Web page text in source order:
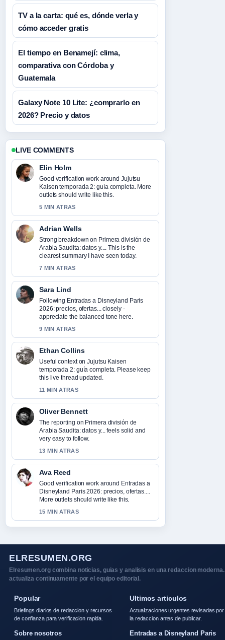
TV a la carta: qué es, dónde verla y
cómo acceder gratis
El tiempo en Benamejí: clima,
comparativa con Córdoba y
Guatemala
Galaxy Note 10 Lite: ¿comprarlo en
2026? Precio y datos
LIVE COMMENTS
Elin Holm
Good verification work around Jujutsu
Kaisen temporada 2: guía completa. More
outlets should write like this.
5 MIN ATRAS
Adrian Wells
Strong breakdown on Primera división de
Arabia Saudita: datos y.... This is the
clearest summary I have seen today.
7 MIN ATRAS
Sara Lind
Following Entradas a Disneyland Paris
2026: precios, ofertas... closely -
appreciate the balanced tone here.
9 MIN ATRAS
Ethan Collins
Useful context on Jujutsu Kaisen
temporada 2: guía completa. Please keep
this live thread updated.
11 MIN ATRAS
Oliver Bennett
The reporting on Primera división de
Arabia Saudita: datos y... feels solid and
very easy to follow.
13 MIN ATRAS
Ava Reed
Good verification work around Entradas a
Disneyland Paris 2026: precios, ofertas....
More outlets should write like this.
15 MIN ATRAS
ELRESUMEN.ORG
Elresumen.org combina noticias, guias y analisis en una redaccion moderna.
actualiza continuamente por el equipo editorial.
Popular
Briefings diarios de redaccion y recursos
de confianza para verificacion rapida.
Sobre nosotros
Ultimos articulos
Actualizaciones urgentes revisadas por
la redaccion antes de publicar.
Entradas a Disneyland Paris